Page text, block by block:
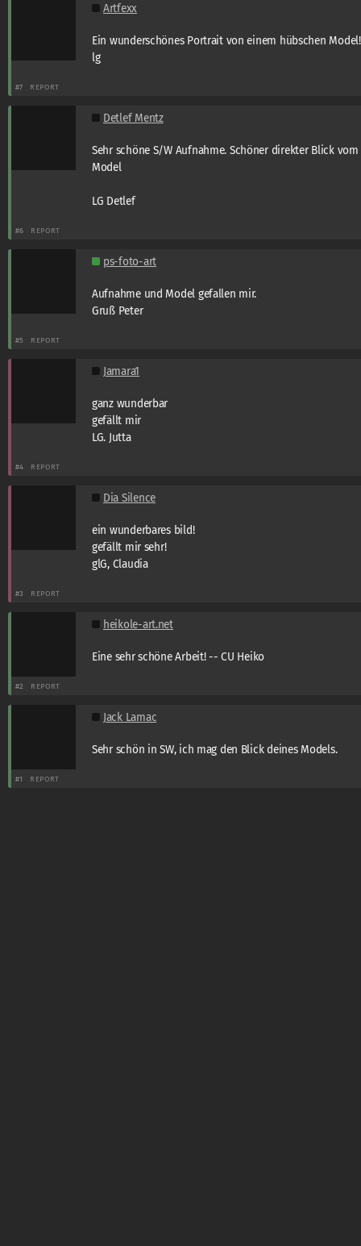
Artfexx
Ein wunderschönes Portrait von einem hübschen Model!
lg
#7 REPORT
Detlef Mentz
Sehr schöne S/W Aufnahme. Schöner direkter Blick vom
Model
LG Detlef
#6 REPORT
ps-foto-art
Aufnahme und Model gefallen mir.
Gruß Peter
#5 REPORT
Jamara1
ganz wunderbar
gefällt mir
LG. Jutta
#4 REPORT
Dia Silence
ein wunderbares bild!
gefällt mir sehr!
glG, Claudia
#3 REPORT
heikole-art.net
Eine sehr schöne Arbeit! -- CU Heiko
#2 REPORT
Jack Lamac
Sehr schön in SW, ich mag den Blick deines Models.
#1 REPORT